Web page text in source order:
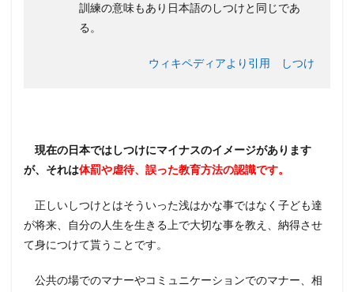
訓練の意味もあり日本語のしつけと同じであ
る。
ウィキペディアより引用 しつけ
現在の日本ではしつけにマイナスのイメージがあります
が、それは体罰や虐待、誤った教育方法の認識です。
正しいしつけとはそういった浅はかな事ではなく子ども達
が将来、自分の人生を生きる上で大切な事を教え、納得させ
て身につけて貰うことです。
公共の場でのマナーやコミュニケーションでのマナー、相